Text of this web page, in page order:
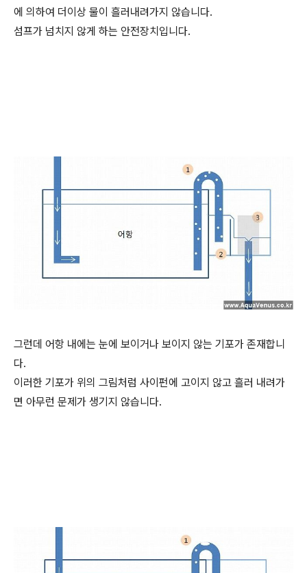
에 의하여 더이상 물이 흘러내려가지 않습니다.
섬프가 넘치지 않게 하는 안전장치입니다.
그런데 어항 내에는 눈에 보이거나 보이지 않는 기포가 존재합니
다.
이러한 기포가 위의 그림처럼 사이펀에 고이지 않고 흘러 내려가
면 아무런 문제가 생기지 않습니다.